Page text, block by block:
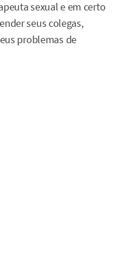
sexual e em certo
seus colegas,
problemas de